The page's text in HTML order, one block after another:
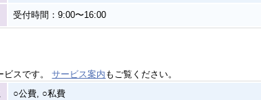
受付時間：9:00〜16:00
ビスです。サービス案内 もご覧ください。
○公費, ○私費